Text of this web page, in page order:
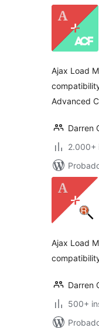
Ajax Load
Advanced
Darren
2.000+
Ajax Load
Darren
500+